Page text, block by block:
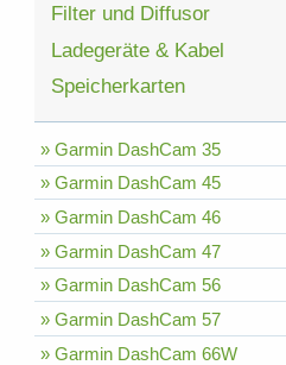
Filter und Diffusor
Ladegeräte & Kabel
Speicherkarten
» Garmin DashCam 35
» Garmin DashCam 45
» Garmin DashCam 46
» Garmin DashCam 47
» Garmin DashCam 56
» Garmin DashCam 57
» Garmin DashCam 66W